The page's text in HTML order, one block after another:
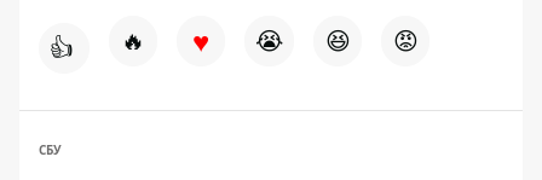
👍 🔥 ♥ 😭 😆 😡
СБУ